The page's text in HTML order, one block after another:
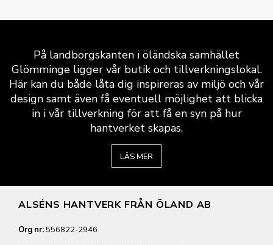
På landborgskanten i öländska samhället
Glömminge ligger vår butik och tillverkningslokal.
Här kan du både låta dig inspireras av miljö och vår
design samt även få eventuell möjlighet att blicka
in i vår tillverkning för att få en syn på hur
hantverket skapas.
LÄS MER
ALSÉNS HANTVERK FRÅN ÖLAND AB
Org nr:556822-2946